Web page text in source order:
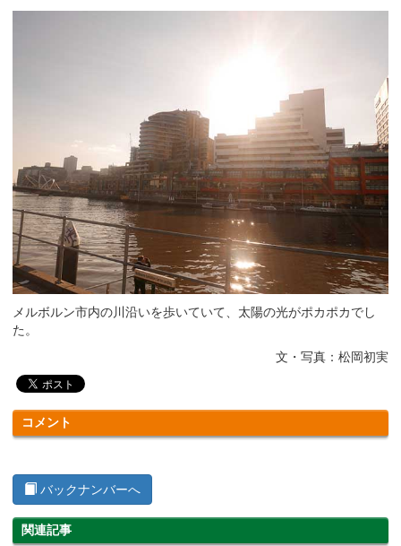
メルボルン市内の川沿いを歩いていて、太陽の光がポカポカでし
た。
文・写真：松岡初実
コメント
バックナンバーへ
関連記事